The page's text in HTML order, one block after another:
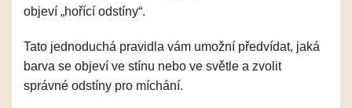
objeví „hořící odstíny“.
Tato jednoduchá pravidla vám umožní předvídat, jaká
barva se objeví ve stínu nebo ve světle a zvolit
správné odstíny pro míchání.